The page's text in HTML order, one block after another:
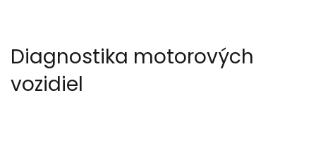
Diagnostika motorových
vozidiel